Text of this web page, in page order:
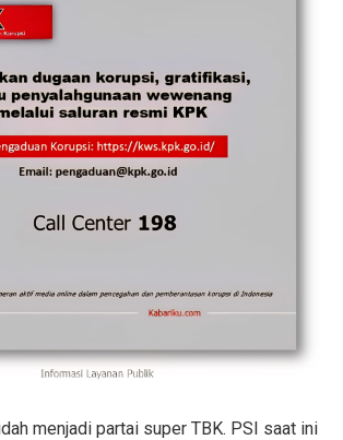
menjadi partai super TBK. PSI saat ini